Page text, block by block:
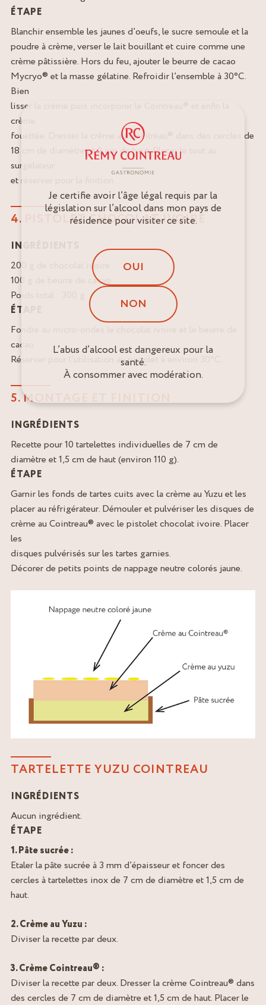
ÉTAPE
Blanchir ensemble les jaunes d’oeufs, le sucre semoule et la
poudre à crème, verser le lait bouillant et cuire comme une
crème pâtissière. Hors du feu, ajouter le beurre de cacao
Mycryo® et la masse gélatine. Refroidir l’ensemble à 30°C.
Bien
lisser la crème puis incorporer le Cointreau® et enfin la
crème
fouettée. Dresser la crème au Cointreau® dans des cercles de
18 cm de diamètre et 2 cm de haut. Placer le tout au
surgélateur
et réserver pour la finition.
4. PISTOLET CHOCOLAT IVOIRE
INGRÉDIENTS
200 g de chocolat ivoire
100 g de beurre de cacao
Poids total : 300 g
ÉTAPE
Fondre au micro-ondes le chocolat ivoire et le beurre de
cacao.
Réserver pour l’utilisation au pistolet à environ 30°C.
5. MONTAGE ET FINITION
INGRÉDIENTS
Recette pour 10 tartelettes individuelles de 7 cm de
diamètre et 1,5 cm de haut (environ 110 g).
ÉTAPE
Garnir les fonds de tartes cuits avec la crème au Yuzu et les
placer au réfrigérateur. Démouler et pulvériser les disques de
crème au Cointreau® avec le pistolet chocolat ivoire. Placer
les
disques pulvérisés sur les tartes garnies.
Décorer de petits points de nappage neutre colorés jaune.
TARTELETTE YUZU COINTREAU
INGRÉDIENTS
Aucun ingrédient.
ÉTAPE
1. Pâte sucrée :
Etaler la pâte sucrée à 3 mm d’épaisseur et foncer des
cercles à tartelettes inox de 7 cm de diamètre et 1,5 cm de
haut.
2. Crème au Yuzu :
Diviser la recette par deux.
3. Crème Cointreau® :
Diviser la recette par deux. Dresser la crème Cointreau® dans
des cercles de 7 cm de diamètre et 1,5 cm de haut. Placer le
Je certifie avoir l’âge légal requis par la
législation sur l’alcool dans mon pays de
résidence pour visiter ce site.
OUI
NON
L’abus d’alcool est dangereux pour la
santé.
À consommer avec modération.